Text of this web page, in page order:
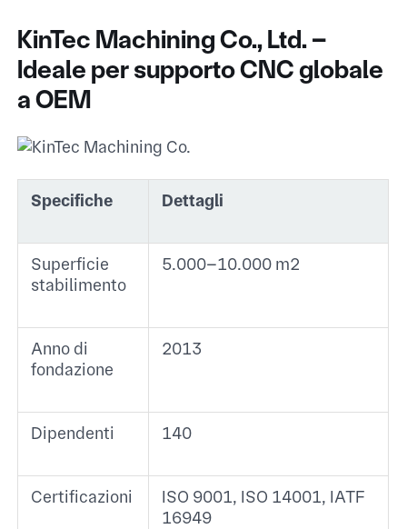
KinTec Machining Co., Ltd. –
Ideale per supporto CNC globale
a OEM
Specifiche Dettagli
Superficie
stabilimento
5.000–10.000 m² ​
Anno di
fondazione
2013 ​
Dipendenti 140 ​
Certificazioni
ISO 9001, ISO 14001, IATF
16949 ​